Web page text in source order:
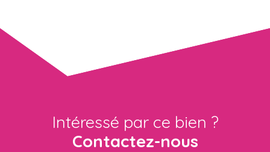
Intéressé par ce bien ?
Contactez-nous